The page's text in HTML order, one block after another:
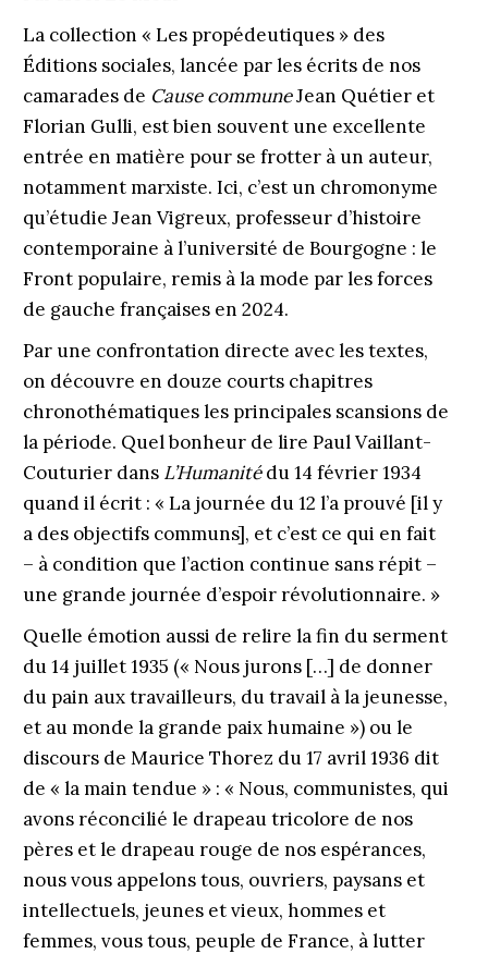
La collection « Les propédeutiques » des
Éditions sociales, lancée par les écrits de nos
camarades de Cause communeJean Quétier et
Florian Gulli, est bien souvent une excellente
entrée en matière pour se frot­ter à un auteur,
notamment marxiste. Ici, c’est un chromo­nyme
qu’étudie Jean Vigreux, professeur d’histoire
contemporaine à l’université de Bourgogne : le
Front populaire, remis à la mode par les forces
de gauche françaises en 2024.
Par une confrontation directe avec les textes,
on découvre en douze courts chapitres
chronothématiques les principales scansions de
la période. Quel bonheur de lire Paul Vaillant-
Couturier dans L’Humanitédu 14 février 1934
quand il écrit : « La journée du 12 l’a prouvé [il y
a des objectifs communs], et c’est ce qui en fait
– à condition que l’action continue sans répit –
une grande journée d’espoir révolutionnaire. »
Quelle émotion aussi de relire la fin du serment
du 14 juillet 1935 (« Nous jurons […] de donner
du pain aux travailleurs, du travail à la jeunesse,
et au monde la grande paix humaine ») ou le
discours de Maurice Thorez du 17 avril 1936 dit
de « la main tendue » : « Nous, communistes, qui
avons réconcilié le drapeau tricolore de nos
pères et le drapeau rouge de nos espérances,
nous vous appelons tous, ouvriers, paysans et
intellectuels, jeunes et vieux, hommes et
femmes, vous tous, peuple de France, à lutter